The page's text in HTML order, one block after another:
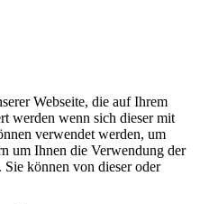
Webseite, die auf Ihrem
werden wenn sich dieser mit
verwendet werden, um
um Ihnen die Verwendung der
Sie können von dieser oder